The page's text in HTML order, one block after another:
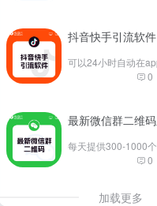
0
最新微信群二维
0
加载更多